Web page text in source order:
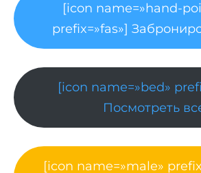
[icon name=»hand-
prefix=»fas»]
[icon name=»bed»
Посмотреть
[icon name=»male»